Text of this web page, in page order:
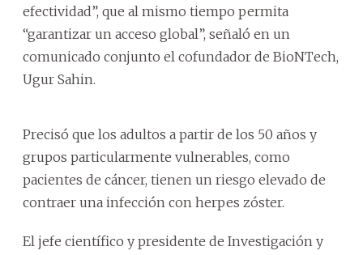
efectividad”, que al mismo tiempo permita
“garantizar un acceso global”, señaló en un
comunicado conjunto el cofundador de BioNTech,
Ugur Sahin.
Precisó que los adultos a partir de los 50 años y
grupos particularmente vulnerables, como
pacientes de cáncer, tienen un riesgo elevado de
contraer una infección con herpes zóster.
El jefe científico y presidente de Investigación y